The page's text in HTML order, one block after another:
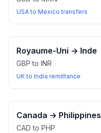
USA to Mexico transfers
Royaume-Uni → Inde
GBP to INR
UK to India remittance
Canada → Philippines
CAD to PHP